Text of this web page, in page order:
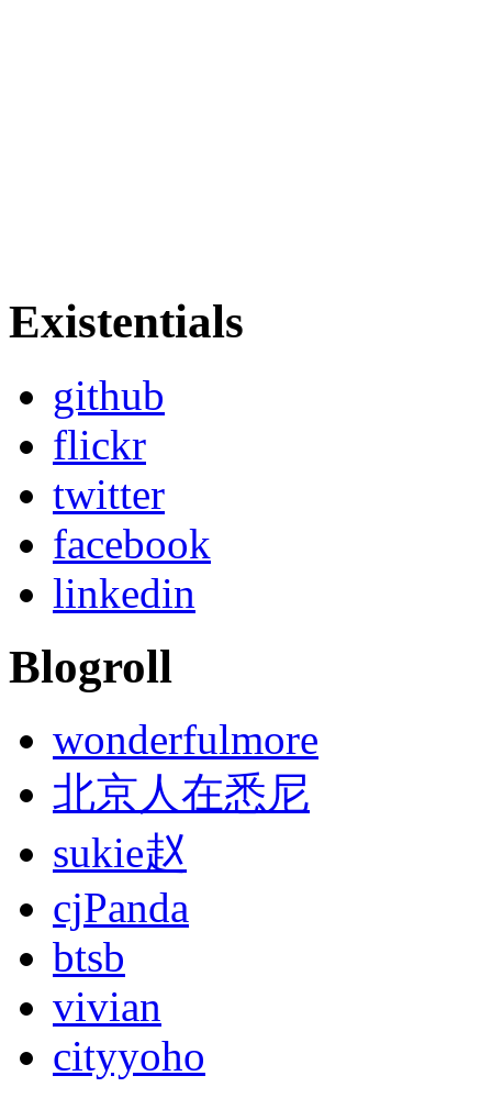
Existentials
github
flickr
twitter
facebook
linkedin
Blogroll
wonderfulmore
北京人在悉尼
sukie赵
cjPanda
btsb
vivian
cityyoho